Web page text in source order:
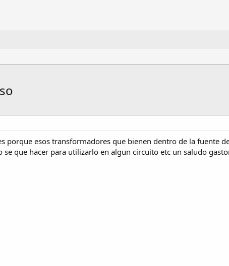
porque esos transformadores que bienen dentro de la fuente
que hacer para utilizarlo en algun circuito etc un saludo